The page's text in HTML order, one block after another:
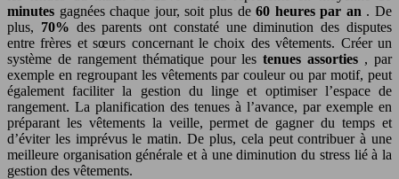
minutes gagnées chaque jour, soit plus de60 heures par an . De
plus, 70% des parents ont constaté une diminution des disputes
entre frères et sœurs concernant le choix des vêtements. Créer un
système de rangement thématique pour lestenues assorties , par
exemple en regroupant les vêtements par couleur ou par motif, peut
également faciliter la gestion du linge et optimiser l’espace de
rangement. La planification des tenues à l’avance, par exemple en
préparant les vêtements la veille, permet de gagner du temps et
d’éviter les imprévus le matin. De plus, cela peut contribuer à une
meilleure organisation générale et à une diminution du stress lié à la
gestion des vêtements.